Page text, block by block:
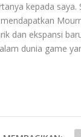
kepada
dan ekspansi
dunia game